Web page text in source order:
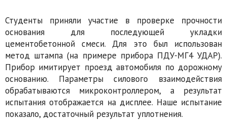
Студенты приняли участие в проверке прочности
основания для последующей укладки
цементобетонной смеси. Для это был использован
метод штампа (на примере прибора ПДУ-МГ4 УДАР).
Прибор имитирует проезд автомобиля по дорожному
основанию. Параметры силового взаимодействия
обрабатываются микроконтроллером, а результат
испытания отображается на дисплее. Наше испытание
показало, достаточный результат уплотнения.